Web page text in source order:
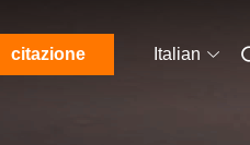
citazione Italian